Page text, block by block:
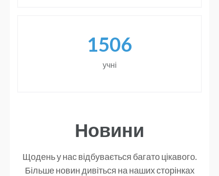
1506
учні
Новини
Щодень у нас відбувається багато цікавого.
Більше новин дивіться на наших сторінках